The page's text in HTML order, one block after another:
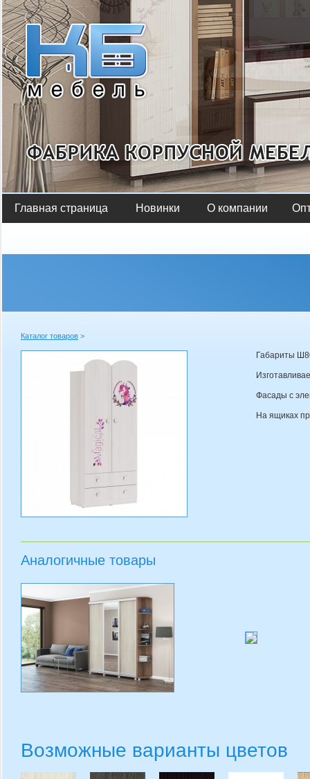
Главная страница Новинки О компании
Каталог товаров >
Габариты
Фасады с
На ящиках
Аналогичные товары
Возможные варианты цветов